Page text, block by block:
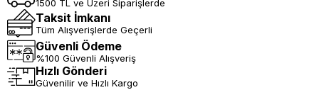
1500 TL ve Üzeri Siparişlerde
Taksit İmkanı
Tüm Alışverişlerde Geçerli
Güvenli Ödeme
%100 Güvenli Alışveriş
Hızlı Gönderi
Güvenilir ve Hızlı Kargo